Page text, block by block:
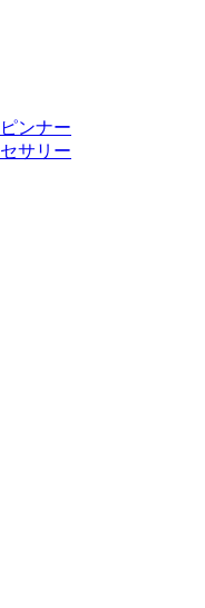
ンナー
サリー